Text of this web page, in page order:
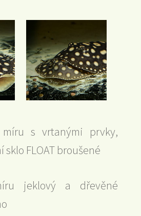
s vrtanými prvky,
FLOAT broušené
jeklový a dřevěné